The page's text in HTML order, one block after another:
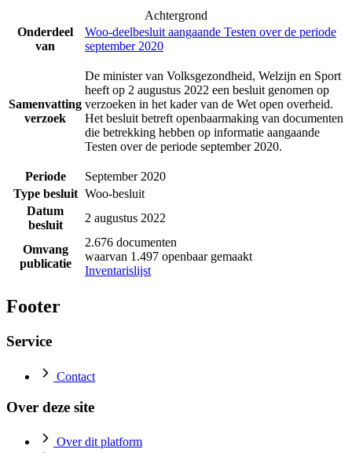
Achtergrond
Onderdeel
van
Woo-deelbesluit aangaande Testen over de periode
september 2020
Samenvatting
verzoek
De minister van Volksgezondheid, Welzijn en Sport
heeft op 2 augustus 2022 een besluit genomen op
verzoeken in het kader van de Wet open overheid.
Het besluit betreft openbaarmaking van documenten
die betrekking hebben op informatie aangaande
Testen over de periode september 2020.
Periode
September 2020
Type besluit Woo-besluit
Datum
besluit
2 augustus 2022
Omvang
publicatie
2.676 documenten
waarvan 1.497 openbaar gemaakt
Inventarislijst
Footer
Service
Contact
Over deze site
Over dit platform